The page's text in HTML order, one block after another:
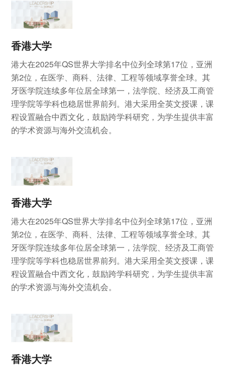
香港大学
港大在2025年QS世界大学排名中位列全球第17位，亚洲
第2位，在医学、商科、法律、工程等领域享誉全球。其
牙医学院连续多年位居全球第一，法学院、经济及工商管
理学院等学科也稳居世界前列。港大采用全英文授课，课
程设置融合中西文化，鼓励跨学科研究，为学生提供丰富
的学术资源与海外交流机会。
香港大学
港大在2025年QS世界大学排名中位列全球第17位，亚洲
第2位，在医学、商科、法律、工程等领域享誉全球。其
牙医学院连续多年位居全球第一，法学院、经济及工商管
理学院等学科也稳居世界前列。港大采用全英文授课，课
程设置融合中西文化，鼓励跨学科研究，为学生提供丰富
的学术资源与海外交流机会。
香港大学